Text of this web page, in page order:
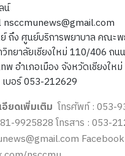
น์
nsccmunews@gmail.com
ถึง ศูนย์บริการพยาบาล คณะพ
ทยาลัยเชียงใหม่ 110/406 ถน
พ อำเภอเมือง จังหวัดเชียงให
เบอร์ 053-212629
ยดเพิ่มเติม โทรศัพท์ : 053-
9925828 โทรสาร : 053-